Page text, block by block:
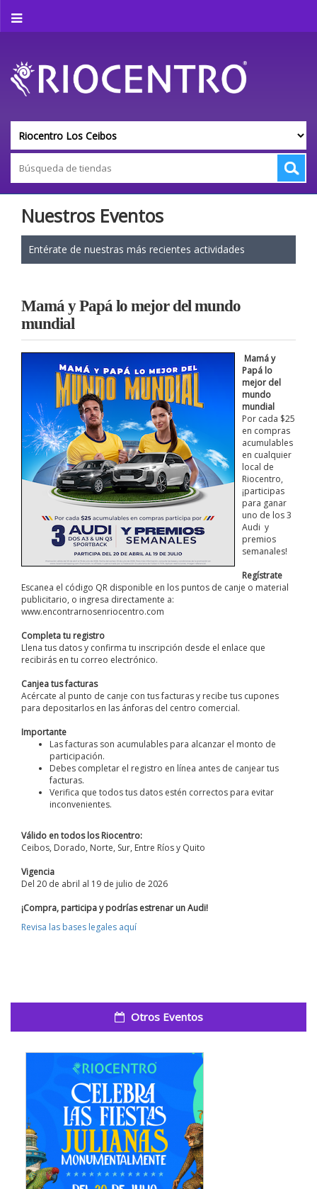
Nuestros Eventos
Entérate de nuestras más recientes actividades
Mamá y Papá lo mejor del mundo
mundial
Mamá y
Papá lo
mejor del
mundo
mundial
Por cada $25
en compras
acumulables
en cualquier
local de
Riocentro,
¡participas
para ganar
uno de los 3
Audi y
premios
semanales!
Regístrate
Escanea el código QR disponible en los puntos de canje o material
publicitario, o ingresa directamente a:
www.encontrarnosenriocentro.com
Completa tu registro
Llena tus datos y confirma tu inscripción desde el enlace que
recibirás en tu correo electrónico.
Canjea tus facturas
Acércate al punto de canje con tus facturas y recibe tus cupones
para depositarlos en las ánforas del centro comercial.
Importante
Las facturas son acumulables para alcanzar el monto de
participación.
Debes completar el registro en línea antes de canjear tus
facturas.
Verifica que todos tus datos estén correctos para evitar
inconvenientes.
Válido en todos los Riocentro:
Ceibos, Dorado, Norte, Sur, Entre Ríos y Quito
Vigencia
Del 20 de abril al 19 de julio de 2026
¡Compra, participa y podrías estrenar un Audi!
Revisa las bases legales aquí
Otros Eventos